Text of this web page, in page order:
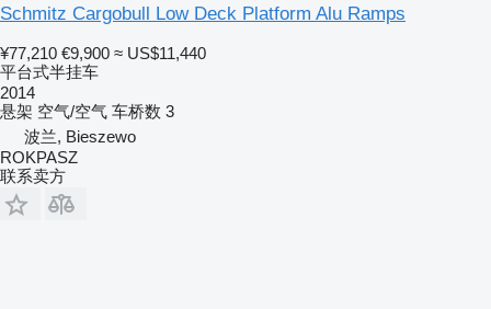
Schmitz Cargobull Low Deck Platform Alu Ramps
¥77,210 €9,900 ≈ US$11,440
平台式半挂车
2014
悬架 空气/空气 车桥数 3
波兰, Bieszewo
ROKPASZ
联系卖方